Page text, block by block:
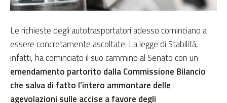
Le richieste degli autotrasportatori adesso cominciano a
essere concretamente ascoltate. La legge di Stabilità,
infatti, ha cominciato il suo cammino al Senato con un
emendamento partorito dalla Commissione Bilancio
che salva di fatto l’intero ammontare delle
agevolazioni sulle accise a favore degli